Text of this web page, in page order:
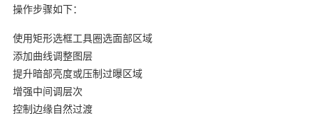
操作步骤如下：
使用矩形选框工具圈选面部区域
添加曲线调整图层
提升暗部亮度或压制过曝区域
增强中间调层次
控制边缘自然过渡